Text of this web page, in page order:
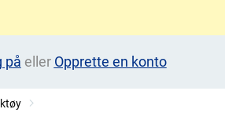
på eller Opprette en konto